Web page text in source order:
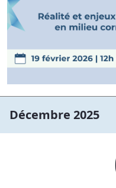
Décembre 2025